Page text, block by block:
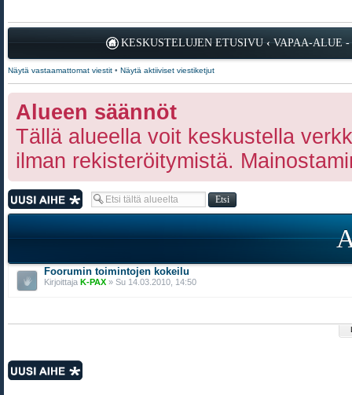
KESKUSTELUJEN ETUSIVU ‹ VAPAA-ALUE
Näytä vastaamattomat viestit • Näytä aktiiviset viestiketjut
Alueen säännöt
Tällä alueella voit keskustella
ilman rekisteröitymistä.
Lähetä uusi viesti
Foorumin toimintojen kokeilu
Kirjoittaja K-PAX » Su 14.03.2010, 14:50
Lähetä uusi viesti